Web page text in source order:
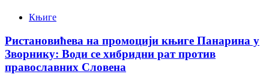
Књиге
Ристановићева на промоцији књиге Панарина у
Зворнику: Води се хибридни рат против
православних Словена